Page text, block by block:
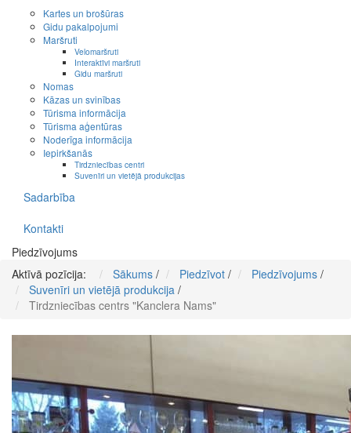
Kartes un brošūras
Gidu pakalpojumi
Maršruti
Velomaršruti
Interaktīvi maršruti
Gidu maršruti
Nomas
Kāzas un svinības
Tūrisma informācija
Tūrisma aģentūras
Noderīga informācija
Iepirkšanās
Tirdzniecības centri
Suvenīri un vietējā produkcijas
Sadarbība
Kontakti
Piedzīvojums
Aktīvā pozīcija:
Sākums / Piedzīvot / Piedzīvojums /
Suvenīri un vietējā produkcija /
Tirdzniecības centrs "Kanclera Nams"